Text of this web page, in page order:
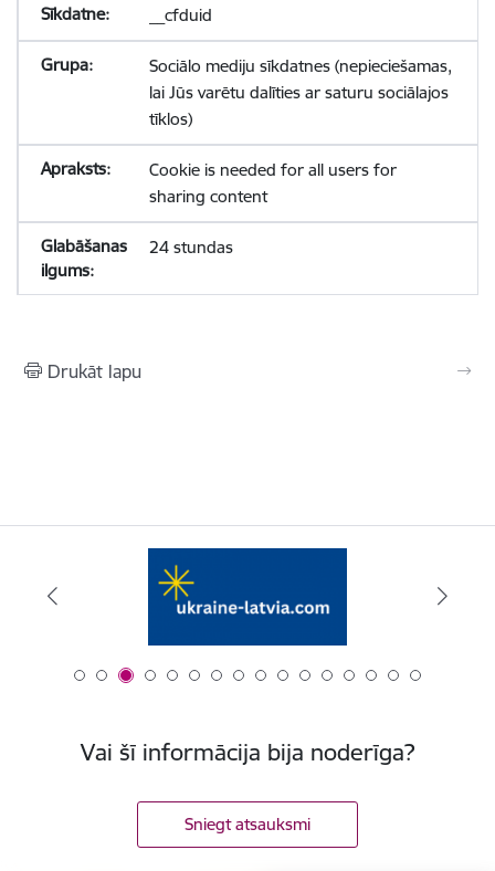
__cfduid
Sociālo mediju sīkdatnes (nepieciešamas,
lai Jūs varētu dalīties ar saturu sociālajos
tīklos)
Cookie is needed for all users for
sharing content
24 stundas
Drukāt lapu
Vai šī informācija bija noderīga?
Sniegt atsauksmi